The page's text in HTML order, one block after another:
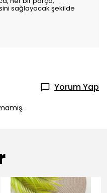
sağlayacak şekilde
Yorum Yap